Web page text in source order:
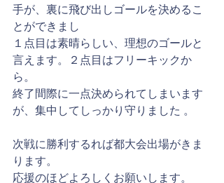
手が、裏に飛び出しゴールを決めるこ
とができまし
１点目は素晴らしい、理想のゴールと
言えます。２点目はフリーキックか
ら。
終了間際に一点決められてしまいます
が、集中してしっかり守りました 。
次戦に勝利するれば都大会出場がきま
ります。
応援のほどよろしくお願いします。